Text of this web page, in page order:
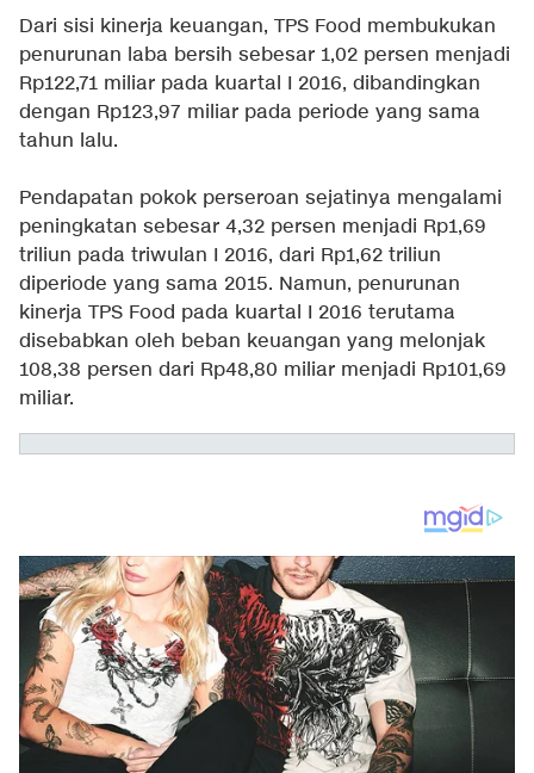
Dari sisi kinerja keuangan, TPS Food membukukan
penurunan laba bersih sebesar 1,02 persen menjadi
Rp122,71 miliar pada kuartal I 2016, dibandingkan
dengan Rp123,97 miliar pada periode yang sama
tahun lalu.
Pendapatan pokok perseroan sejatinya mengalami
peningkatan sebesar 4,32 persen menjadi Rp1,69
triliun pada triwulan I 2016, dari Rp1,62 triliun
diperiode yang sama 2015. Namun, penurunan
kinerja TPS Food pada kuartal I 2016 terutama
disebabkan oleh beban keuangan yang melonjak
108,38 persen dari Rp48,80 miliar menjadi Rp101,69
miliar.